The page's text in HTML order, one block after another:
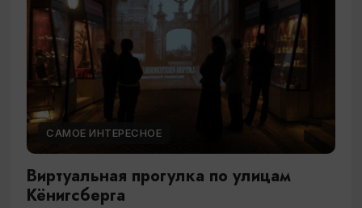
САМОЕ ИНТЕРЕСНОЕ
Виртуальная прогулка по улицам
Кёнигсберга